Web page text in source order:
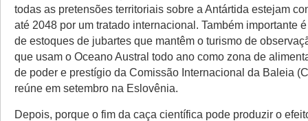
todas as pretensões territoriais sobre a Antártida estejam
até 2048 por um tratado internacional. Também importante
de estoques de jubartes que mantêm o turismo de
que usam o Oceano Austral todo ano como zona de
de poder e prestígio da Comissão Internacional da Baleia
reúne em setembro na Eslovênia.
Depois, porque o fim da caça científica pode produzir o